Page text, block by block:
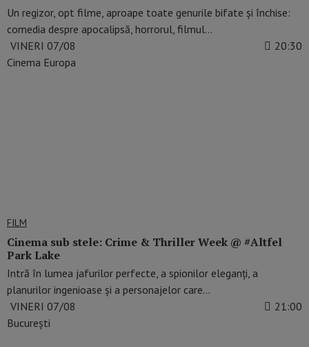
Un regizor, opt filme, aproape toate genurile bifate și închise:
comedia despre apocalipsă, horrorul, filmul…
VINERI 07/08
20:30
Cinema Europa
FILM
Cinema sub stele: Crime & Thriller Week @ #Altfel
Park Lake
Intră în lumea jafurilor perfecte, a spionilor eleganți, a
planurilor ingenioase și a personajelor care…
VINERI 07/08
21:00
București